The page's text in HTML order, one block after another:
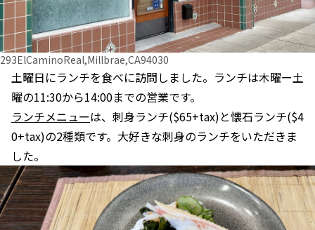
293ElCaminoReal,Millbrae,CA94030
土曜日にランチを食べに訪問しました。ランチは木曜ー土
曜の11:30から14:00までの営業です。
ランチメニューは、刺身ランチ($65+tax)と懐石ランチ($4
0+tax)の2種類です。大好きな刺身のランチをいただきま
した。